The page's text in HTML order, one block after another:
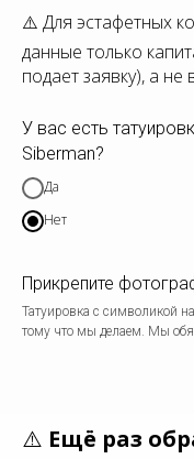
⚠️ Для эстафетных
данные только
подает заявку), а не
У вас есть
Siberman?
Да
Нет
Прикрепите
Татуировка с символикой
тому что мы делаем. Мы
⚠️ Ещё раз